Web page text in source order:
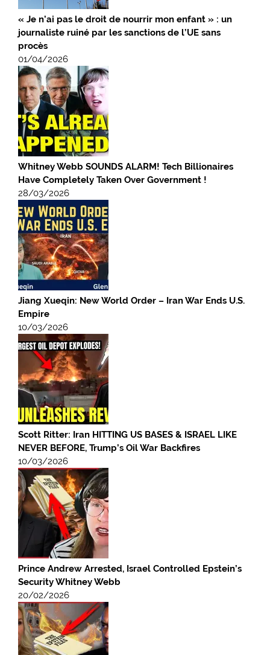
« Je n’ai pas le droit de nourrir mon enfant » : un
journaliste ruiné par les sanctions de l’UE sans
procès
01/04/2026
Whitney Webb SOUNDS ALARM! Tech Billionaires
Have Completely Taken Over Government !
28/03/2026
Jiang Xueqin: New World Order – Iran War Ends U.S.
Empire
10/03/2026
Scott Ritter: Iran HITTING US BASES & ISRAEL LIKE
NEVER BEFORE, Trump’s Oil War Backfires
10/03/2026
Prince Andrew Arrested, Israel Controlled Epstein’s
Security Whitney Webb
20/02/2026